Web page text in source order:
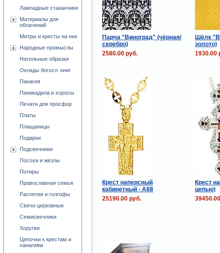
Парча "Виноград" (чёрная/
серебро)
Шёлк
золото)
2580.00 руб.
1930.00
Крест наперсный
кабинетный - А88
Крест
цепью)
25190.00 руб.
Лампадные стаканчики
Материалы для
облачений
Митры и кресты на них
Народные промыслы
Нательные образки
Оклады богосл. книг
Панагия
Паникадила и хоросы
Печати для просфор
Платы
Плащаницы
Подарки
Подсвечники
Посохи и жезлы
Потиры
Православная семья
Распятия и голгофы
Свечи церковные
Семисвечники
Хоругви
Цепочки к крестам и
панагиям